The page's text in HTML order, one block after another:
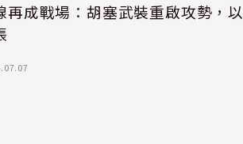
再成戰場：胡塞武裝重啟攻勢，以